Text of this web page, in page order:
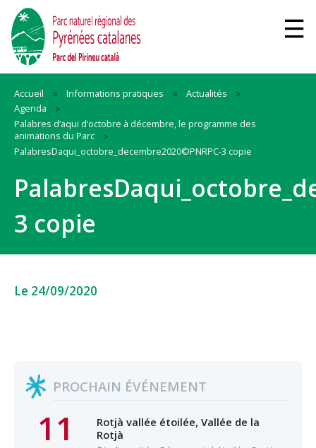
Accueil Informations pratiques
Actualités
Agenda
Palabres d’aqui d’octobre à décembre, le programme des
animations du Parc
PalabresDaqui_octobre_decembre2020©PNRPC-3 copie
3 copie
Le 24/09/2020
PROCHAIN ÉVÉNEMENT
11
Rotjà vallée étoilée, Vallée de la
Rotjà